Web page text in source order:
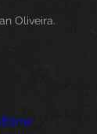
Oliveira.